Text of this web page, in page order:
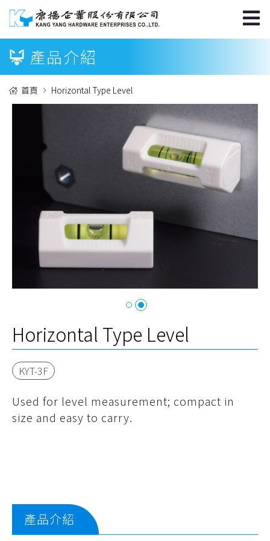
產品介紹
首頁 Horizontal Type Level
Horizontal Type Level
KYT-3F
Used for level measurement; compact in
size and easy to carry.
產品介紹